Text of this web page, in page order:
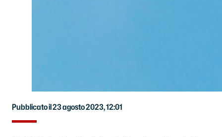
Pubblicato il 23 agosto 2023, 12:01